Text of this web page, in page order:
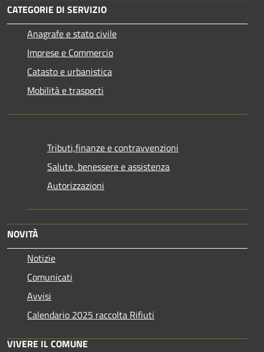
CATEGORIE DI SERVIZIO
Anagrafe e stato civile
Imprese e Commercio
Catasto e urbanistica
Mobilità e trasporti
Tributi,finanze e contravvenzioni
Salute, benessere e assistenza
Autorizzazioni
NOVITÀ
Notizie
Comunicati
Avvisi
Calendario 2025 raccolta Rifiuti
VIVERE IL COMUNE